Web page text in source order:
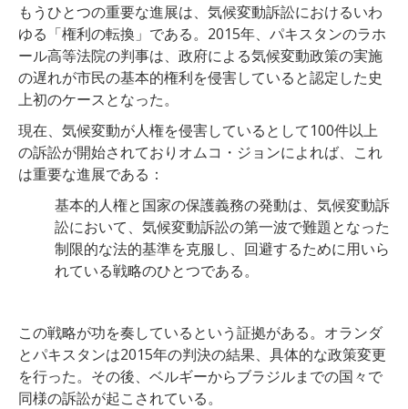
もうひとつの重要な進展は、気候変動訴訟におけるいわ
ゆる「権利の転換」である。2015年、パキスタンのラホ
ール高等法院の判事は、政府による気候変動政策の実施
の遅れが市民の基本的権利を侵害していると認定した史
上初のケースとなった。
現在、気候変動が人権を侵害しているとして100件以上
の訴訟が開始されておりオムコ・ジョンによれば、これ
は重要な進展である：
基本的人権と国家の保護義務の発動は、気候変動訴
訟において、気候変動訴訟の第一波で難題となった
制限的な法的基準を克服し、回避するために用いら
れている戦略のひとつである。
この戦略が功を奏しているという証拠がある。オランダ
とパキスタンは2015年の判決の結果、具体的な政策変更
を行った。その後、ベルギーからブラジルまでの国々で
同様の訴訟が起こされている。